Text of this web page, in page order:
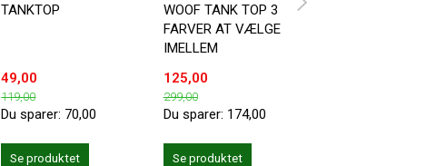
TANKTOP
49,00
119,00
Du sparer: 70,00
Se produktet
WOOF TANK TOP 3
FARVER AT VÆLGE
IMELLEM
125,00
299,00
Du sparer: 174,00
Se produktet